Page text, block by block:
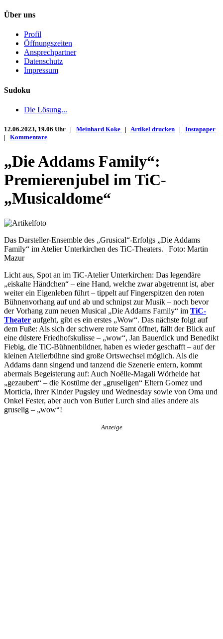
Über uns
Profil
Öffnungszeiten
Ansprechpartner
Datenschutz
Impressum
Sudoku
Die Lösung...
12.06.2023, 19.06 Uhr | Meinhard Koke | Artikel drucken | Instapaper
| Kommentare
„Die Addams Family“:
Premierenjubel im TiC-
„Musicaldome“
Das Darsteller-Ensemble des „Grusical“-Erfolgs „Die Addams
Family“ im Atelier Unterkirchen des TiC-Theaters. | Foto: Martin
Mazur
Licht aus, Spot an im TiC-Atelier Unterkirchen: Das legendäre
„eiskalte Händchen“ – eine Hand, welche zwar abgetrennt ist, aber
weiter ein Eigenleben führt – tippelt auf Fingerspitzen den roten
Bühnenvorhang auf und ab und schnipst zur Musik – noch bevor
der Vorhang zum neuen Musical „Die Addams Family“ im TiC-
Theater aufgeht, gibt es ein erstes „Wow“. Das nächste folgt auf
dem Fuße: Als sich der schwere rote Samt öffnet, fällt der Blick auf
eine düstere Friedhofskulisse – „wow“, Jan Bauerdick und Benedikt
Fiebig, die TiC-Bühnenbildner, haben es wieder geschafft – auf der
kleinen Atelierbühne sind große Ortswechsel möglich. Als die
Addams dann singend und tanzend die Szenerie entern, kommt
abermals Begeisterung auf: Auch Noëlle-Magali Wörheide hat
„gezaubert“ – die Kostüme der „gruseligen“ Eltern Gomez und
Morticia, ihrer Kinder Pugsley und Wednesday sowie von Oma und
Onkel Fester, aber auch von Butler Lurch sind alles andere als
gruselig – „wow“!
Anzeige